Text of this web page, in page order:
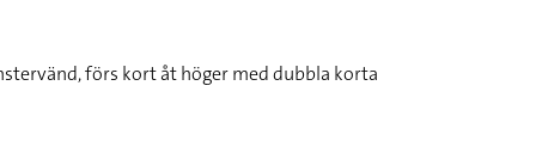
förs kort åt höger med dubbla korta